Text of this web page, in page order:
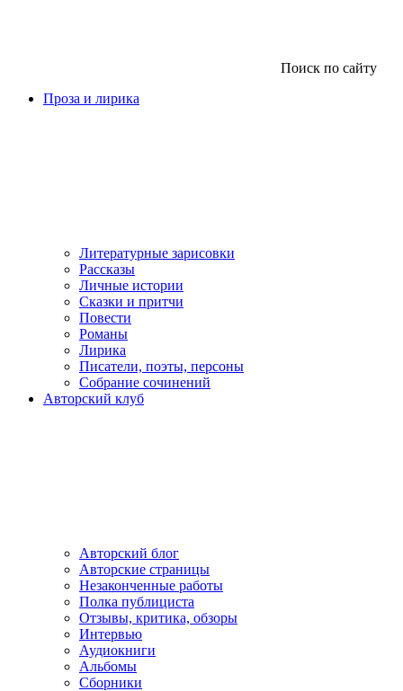
Поиск по сайту
Проза и лирика
Литературные зарисовки
Рассказы
Личные истории
Сказки и притчи
Повести
Романы
Лирика
Писатели, поэты, персоны
Собрание сочинений
Авторский клуб
Авторский блог
Авторские страницы
Незаконченные работы
Полка публициста
Отзывы, критика, обзоры
Интервью
Аудиокниги
Альбомы
Сборники